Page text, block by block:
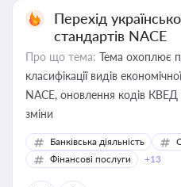
Перехід
стандартів NACE
Про що тема: Тема охоплює
класифікації видів
NACE, оновлення кодів КВЕД
зміни
Банківська діяльність
Фінансові послуги
+13